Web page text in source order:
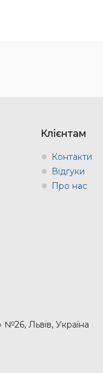
Клієнтам
Контакти
Відгуки
Про нас
Львів, Україна